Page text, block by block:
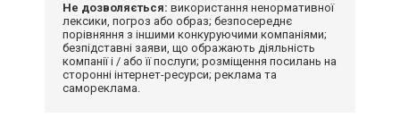
Не дозволяється: використання ненормативної
лексики, погроз або образ; безпосереднє
порівняння з іншими конкуруючими компаніями;
безпідставні заяви, що ображають діяльність
компанії і / або її послуги; розміщення посилань на
сторонні інтернет-ресурси; реклама та
самореклама.